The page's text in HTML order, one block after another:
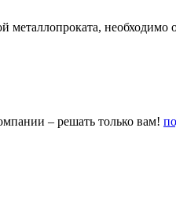
необходимо
– решать только вам!